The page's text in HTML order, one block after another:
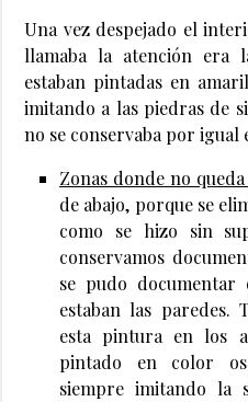
Una vez despejado el
llamaba la atención era
estaban pintadas en
imitando a las piedras de
no se conservaba por igual
Zonas donde no
de abajo, porque se
como se hizo sin
conservamos
se pudo documentar
estaban las paredes.
esta pintura en los
pintado en color
siempre imitando la